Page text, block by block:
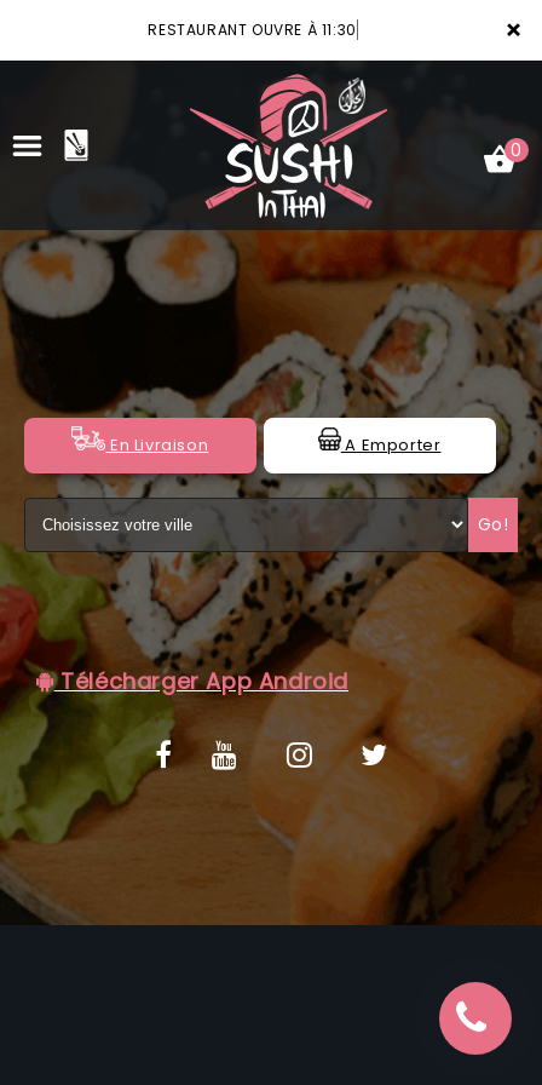
×
RESTAURANT OUVRE À 11:30
ACCUEIL
VOTRE COMPTE
NOTRE RESTAURANT
VOS AVIS
MENTIONS LÉGALES
C.G.V
0
En Livraison A Emporter
Go!
Télécharger App Android